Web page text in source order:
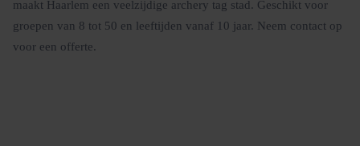
maakt Haarlem een veelzijdige archery tag stad. Geschikt voor
groepen van 8 tot 50 en leeftijden vanaf 10 jaar. Neem contact op
voor een offerte.